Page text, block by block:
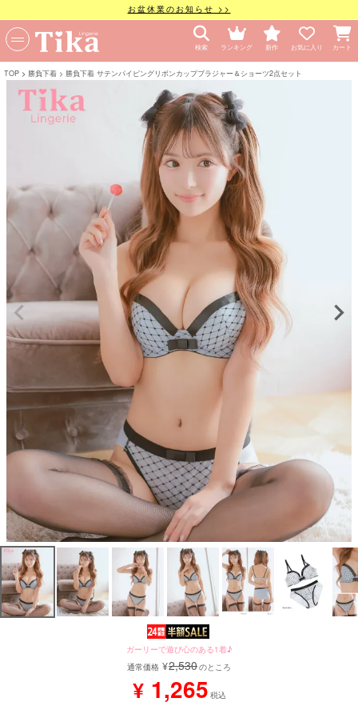
お盆休業のお知らせ >>
検索 ランキング 新作 お気に入り カート
TOP 勝負下着 勝負下着 サテンパイピングリボンカップブラジャー＆ショーツ2点セット
ガーリーで遊び心のある1着♪
通常価格 ¥2,530のところ
¥ 1,265 税込